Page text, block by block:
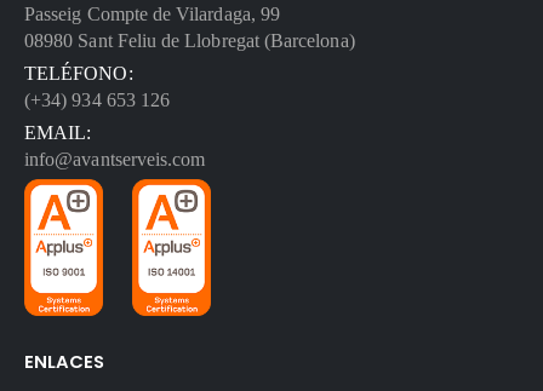
Passeig Compte de Vilardaga, 99
08980 Sant Feliu de Llobregat (Barcelona)
TELÉFONO:
(+34) 934 653 126
EMAIL:
info@avantserveis.com
ENLACES